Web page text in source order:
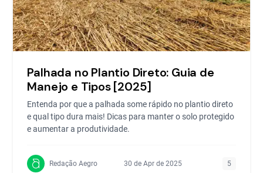
Palhada no Plantio Direto: Guia de
Manejo e Tipos [2025]
Entenda por que a palhada some rápido no plantio direto
e qual tipo dura mais! Dicas para manter o solo protegido
e aumentar a produtividade.
Redação Aegro 30 de Apr de 2025 5